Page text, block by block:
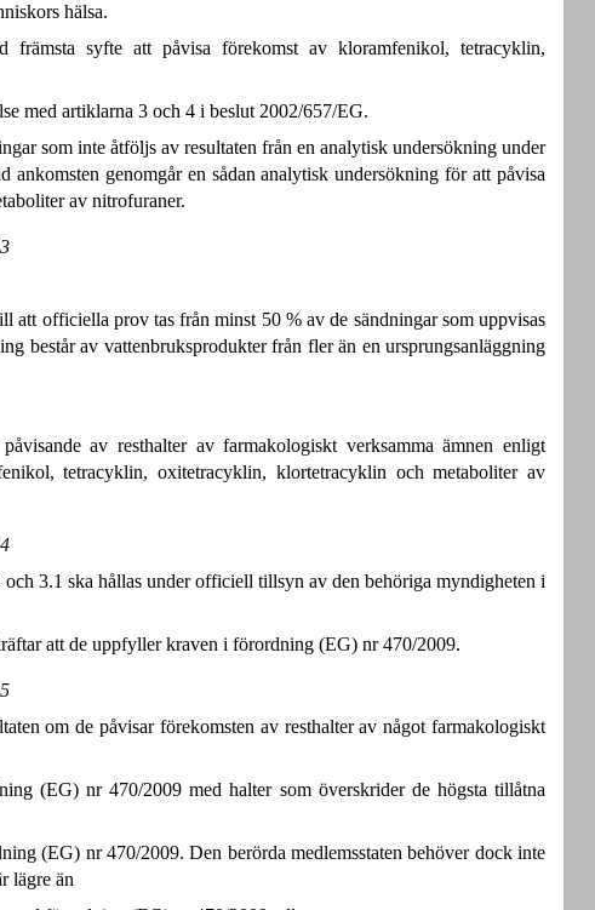
hälsa.
syfte att påvisa förekomst av kloramfenikol, tetracyklin,
med artiklarna 3 och 4 i beslut 2002/657/EG.
som inte åtföljs av resultaten från en analytisk undersökning under
genomgår en sådan analytisk undersökning för att påvisa
av nitrofuraner.
att officiella prov tas från minst 50 % av de sändningar som uppvisas
består av vattenbruksprodukter från fler än en ursprungsanläggning
av resthalter av farmakologiskt verksamma ämnen enligt
tetracyklin, oxitetracyklin, klortetracyklin och metaboliter av
3.1 ska hållas under officiell tillsyn av den behöriga myndigheten i
att de uppfyller kraven i förordning (EG) nr 470/2009.
om de påvisar förekomsten av resthalter av något farmakologiskt
(EG) nr 470/2009 med halter som överskrider de högsta tillåtna
(EG) nr 470/2009. Den berörda medlemsstaten behöver dock inte
lägre än